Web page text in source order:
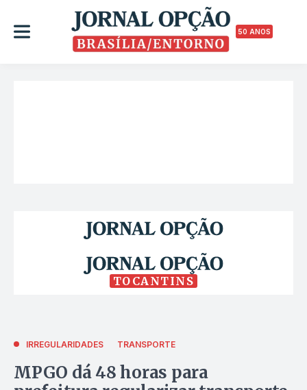
50 ANOS
TOCANTINS
IRREGULARIDADES TRANSPORTE
MPGO dá 48 horas para